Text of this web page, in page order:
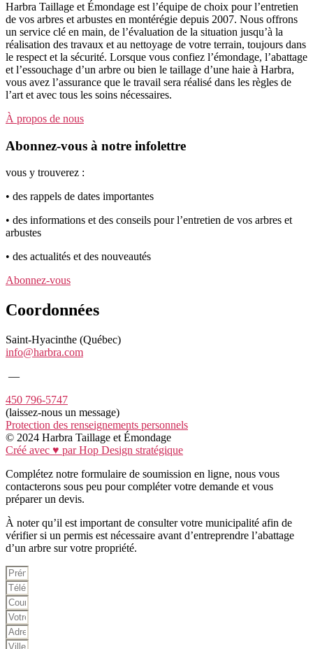
Harbra Taillage et Émondage est l’équipe de choix pour l’entretien
de vos arbres et arbustes en montérégie depuis 2007. Nous offrons
un service clé en main, de l’évaluation de la situation jusqu’à la
réalisation des travaux et au nettoyage de votre terrain, toujours dans
le respect et la sécurité. Lorsque vous confiez l’émondage, l’abattage
et l’essouchage d’un arbre ou bien le taillage d’une haie à Harbra,
vous avez l’assurance que le travail sera réalisé dans les règles de
l’art et avec tous les soins nécessaires.
À propos de nous
Abonnez-vous à notre infolettre
vous y trouverez :
• des rappels de dates importantes
• des informations et des conseils pour l’entretien de vos arbres et
arbustes
• des actualités et des nouveautés
Abonnez-vous
Coordonnées
Saint-Hyacinthe (Québec)
info@harbra.com
―
450 796-5747
(laissez-nous un message)
Protection des renseignements personnels
© 2024 Harbra Taillage et Émondage
Créé avec ♥ par Hop Design stratégique
Complétez notre formulaire de soumission en ligne, nous vous
contacterons sous peu pour compléter votre demande et vous
préparer un devis.
À noter qu’il est important de consulter votre municipalité afin de
vérifier si un permis est nécessaire avant d’entreprendre l’abattage
d’un arbre sur votre propriété.